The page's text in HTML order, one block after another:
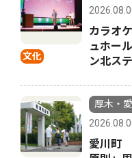
文化
カラオ
ュホー
ン北ス
厚木・
愛川町